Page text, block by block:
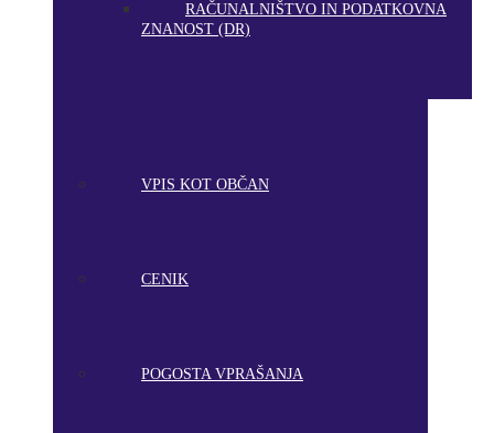
RAČUNALNIŠTVO IN PODATKOVNA
ZNANOST (DR)
VPIS KOT OBČAN
CENIK
POGOSTA VPRAŠANJA